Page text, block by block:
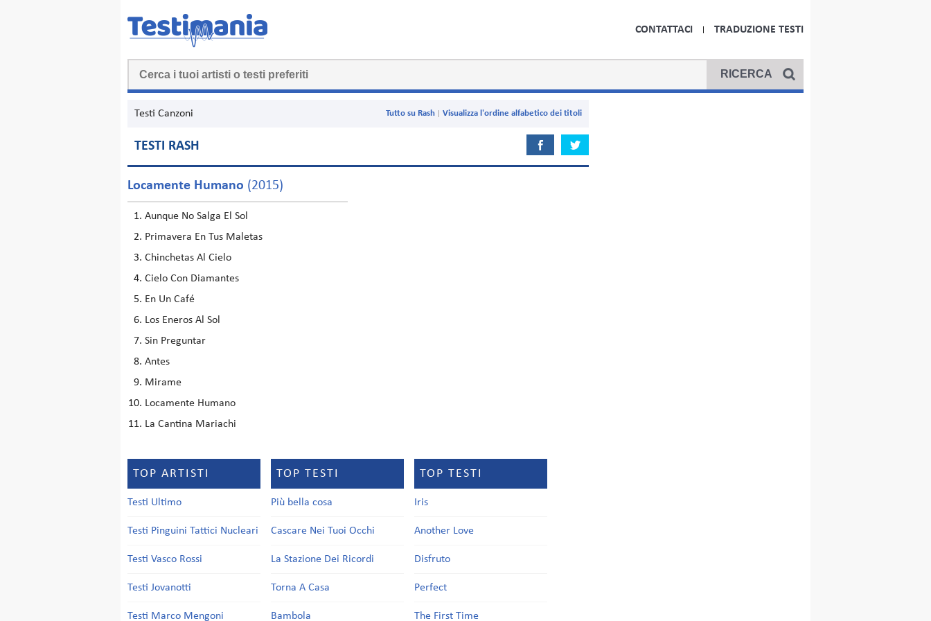
CONTATTACI TRADUZIONE TESTI
Testi Canzoni Visualizza l'ordine alfabetico dei titoli
Tutto su Rash
TESTI RASH
Locamente Humano (2015)
Aunque No Salga El Sol
Primavera En Tus Maletas
Chinchetas Al Cielo
Cielo Con Diamantes
En Un Café
Los Eneros Al Sol
Sin Preguntar
Antes
Mirame
Locamente Humano
La Cantina Mariachi
TOP ARTISTI
Testi Ultimo
Testi Pinguini Tattici Nucleari
Testi Vasco Rossi
Testi Jovanotti
Testi Marco Mengoni
TOP TESTI
Più bella cosa
Cascare Nei Tuoi Occhi
La Stazione Dei Ricordi
Torna A Casa
Bambola
TOP TESTI
Iris
Another Love
Disfruto
Perfect
The First Time